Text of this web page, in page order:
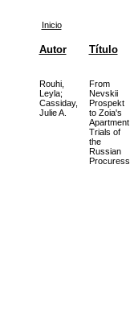
Inicio
Autor Título
Rouhi,
Leyla;
Cassiday,
Julie A.
From
Nevskii
Prospekt
to Zoia's
Apartment:
Trials of
the
Russian
Procuress